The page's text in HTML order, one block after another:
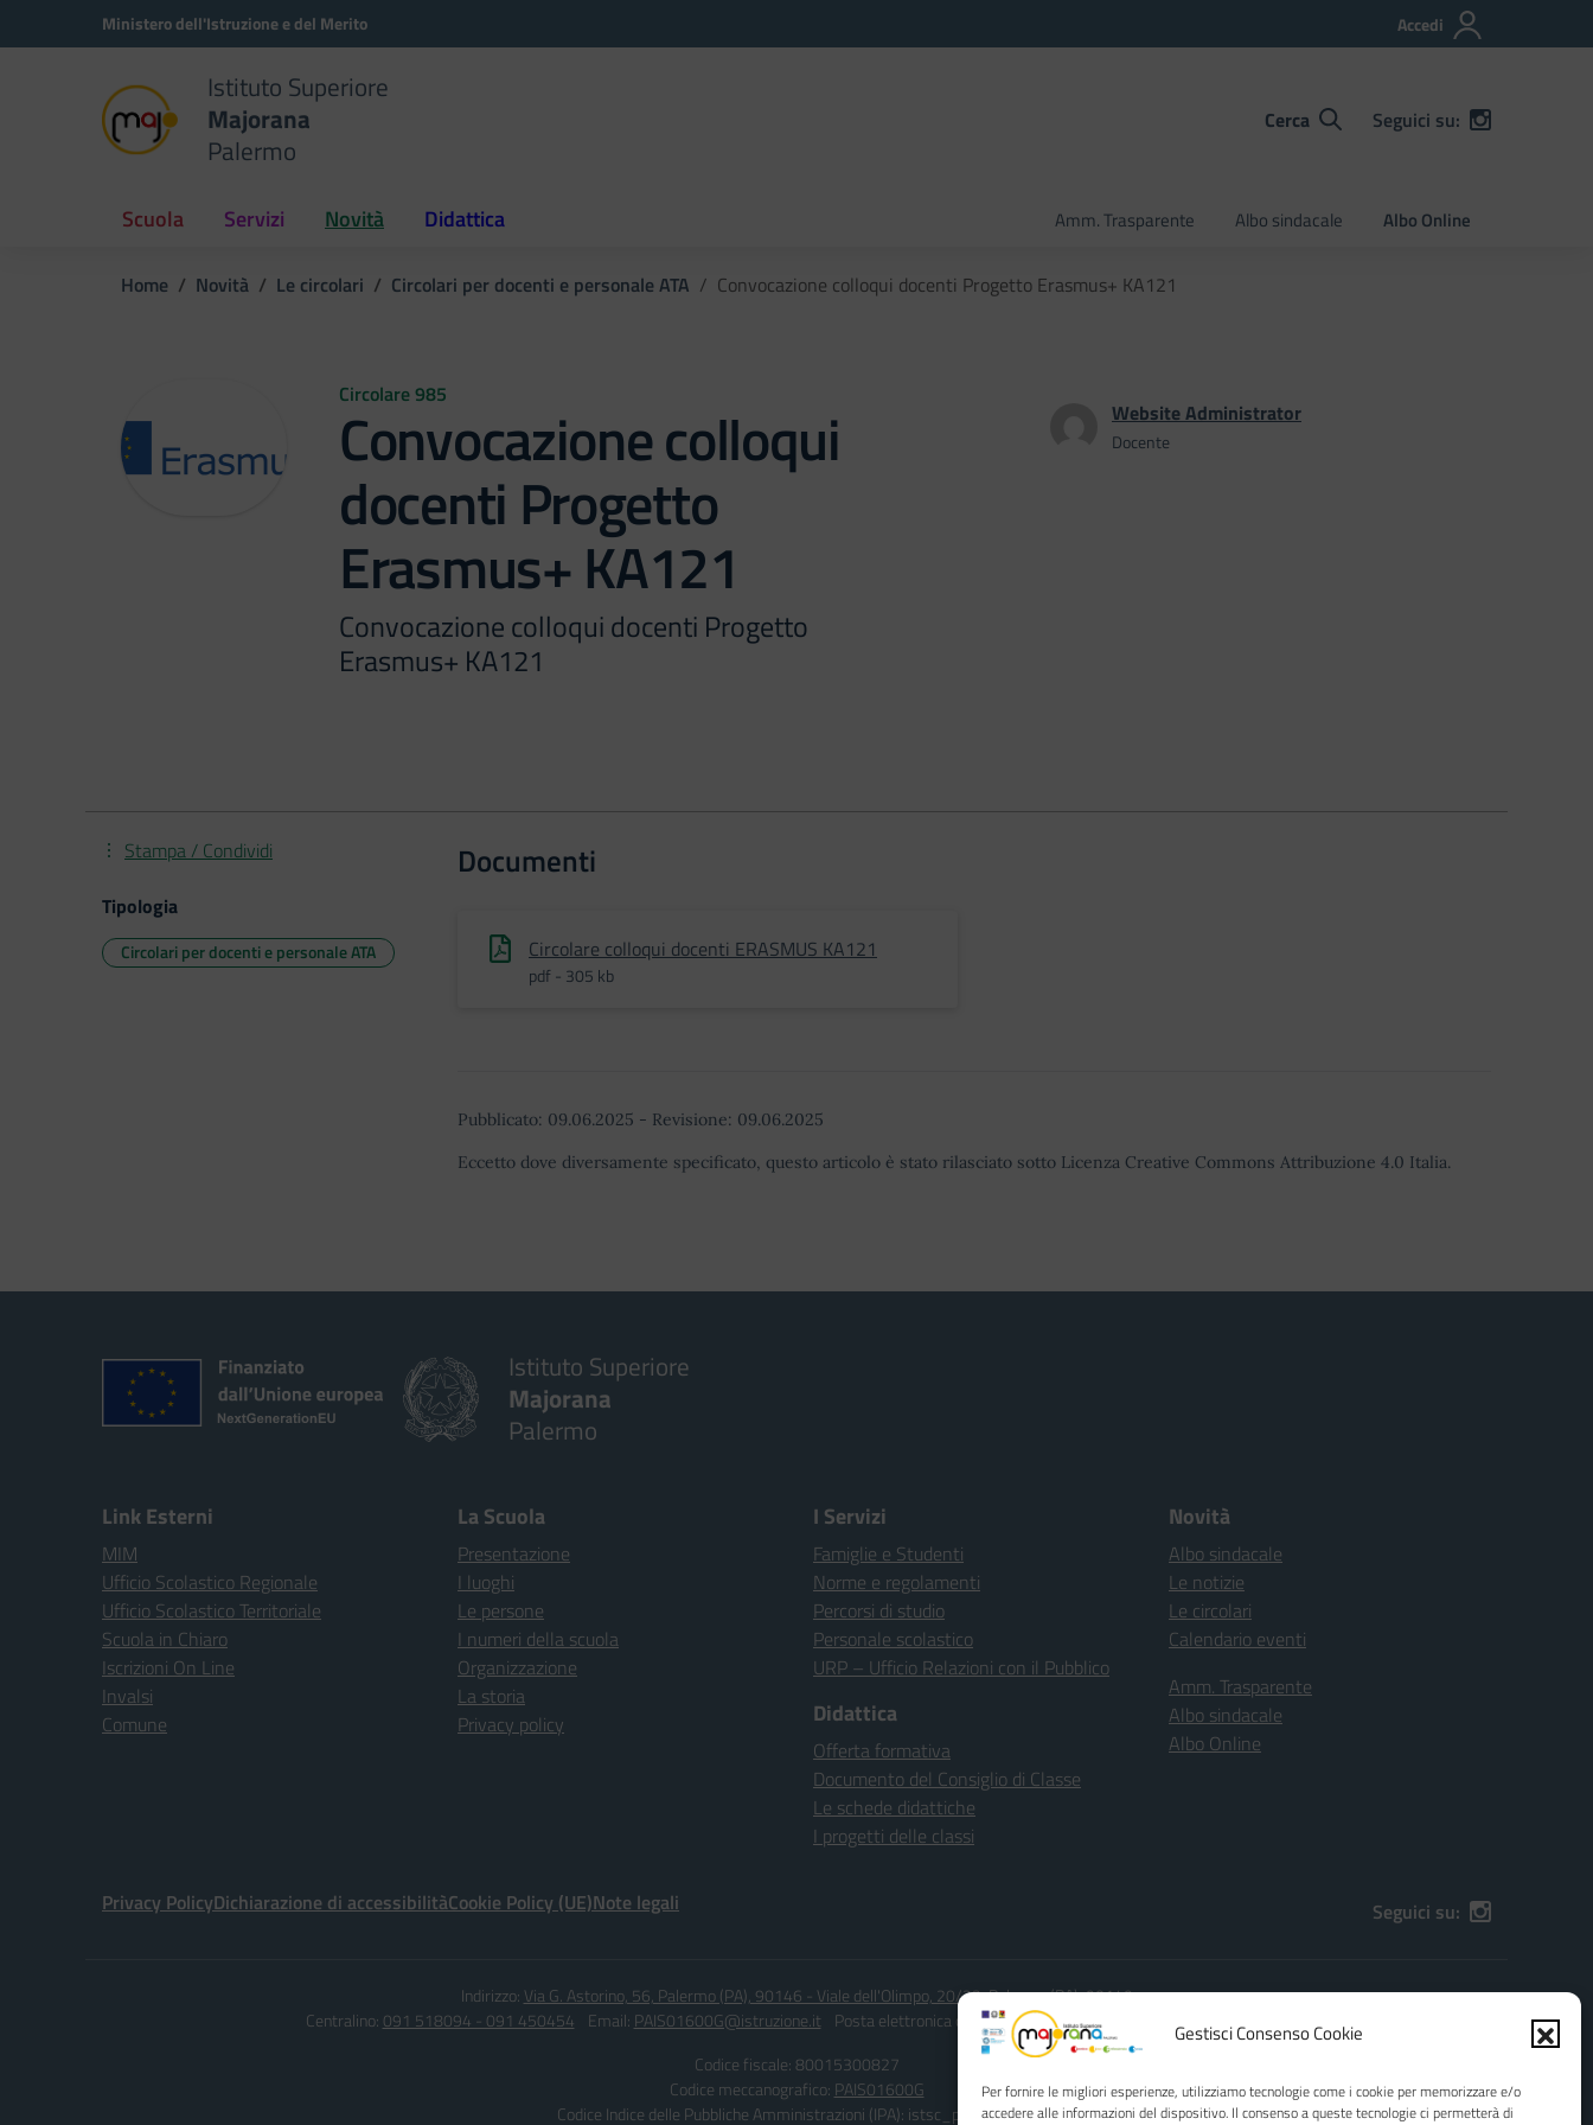
Gestisci Consenso Cookie
Per fornire le migliori esperienze, utilizziamo tecnologie come i cookie per memorizzare e/o
accedere alle informazioni del dispositivo. Il consenso a queste tecnologie ci permetterà di
Vai ai contenuti
Vai al menu di navigazioneMinistero dell'Istruzione e del Merito Accedi
Istituto Superiore
Majorana
Palermo
Cerca Seguici su:
Scuola Servizi Novità Didattica Amm. Trasparente Albo sindacale Albo Online
Home Novità Le circolari Circolari per docenti e personale ATA Convocazione colloqui docenti Progetto Erasmus+ KA121
Circolare 985
Convocazione colloqui
docenti Progetto
Erasmus+ KA121
Convocazione colloqui docenti Progetto
Erasmus+ KA121
Website Administrator
Docente
Documenti
Circolare colloqui docenti ERASMUS KA121
pdf - 305 kb
Pubblicato: 09.06.2025 - Revisione: 09.06.2025
Eccetto dove diversamente specificato, questo articolo è stato rilasciato sotto Licenza Creative Commons Attribuzione 4.0 Italia.
Stampa / Condividi
Tipologia
Circolari per docenti e personale ATA
Istituto Superiore
Majorana
Palermo
Link Esterni
MIM
Ufficio Scolastico Regionale
Ufficio Scolastico Territoriale
Scuola in Chiaro
Iscrizioni On Line
Invalsi
Comune
La Scuola
Presentazione
I luoghi
Le persone
I numeri della scuola
Organizzazione
La storia
Privacy policy
I Servizi
Famiglie e Studenti
Norme e regolamenti
Percorsi di studio
Personale scolastico
URP – Ufficio Relazioni con il Pubblico
Didattica
Offerta formativa
Documento del Consiglio di Classe
Le schede didattiche
I progetti delle classi
Novità
Albo sindacale
Le notizie
Le circolari
Calendario eventi
Amm. Trasparente
Albo sindacale
Albo Online
Privacy PolicyDichiarazione di accessibilitàCookie Policy (UE)Note legali Seguici su:
Indirizzo: Via G. Astorino, 56, Palermo (PA), 90146 - Viale dell'Olimpo, 20/22, Palermo (PA), 90149
Centralino: 091 518094 - 091 450454 Email: PAIS01600G@istruzione.it Posta elettronica certificata (PEC):PAIS01600G@pec.istruzione.it
Codice fiscale: 80015300827
Codice meccanografico: PAIS01600G
Codice Indice delle Pubbliche Amministrazioni (IPA): istsc_pais01600g